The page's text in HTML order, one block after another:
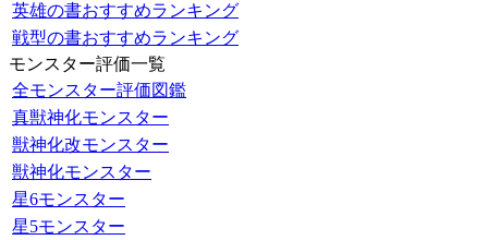
英雄の書おすすめランキング
戦型の書おすすめランキング
モンスター評価一覧
全モンスター評価図鑑
真獣神化モンスター
獣神化改モンスター
獣神化モンスター
星6モンスター
星5モンスター